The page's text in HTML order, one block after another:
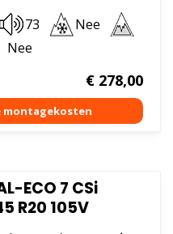
73
Nee
Nee
€278,00
ECO 7 CSi
R20 105V